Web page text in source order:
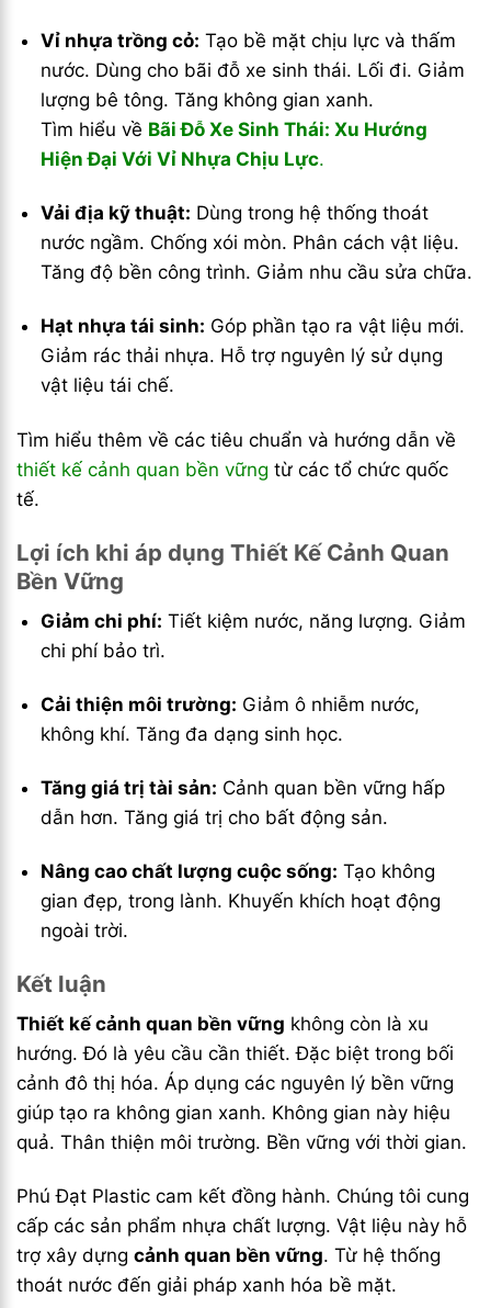
Vỉ nhựa trồng cỏ: Tạo bề mặt chịu lực và thấm
nước. Dùng cho bãi đỗ xe sinh thái. Lối đi. Giảm
lượng bê tông. Tăng không gian xanh.
Tìm hiểu về Bãi Đỗ Xe Sinh Thái: Xu Hướng
Hiện Đại Với Vỉ Nhựa Chịu Lực.
Vải địa kỹ thuật: Dùng trong hệ thống thoát
nước ngầm. Chống xói mòn. Phân cách vật liệu.
Tăng độ bền công trình. Giảm nhu cầu sửa chữa.
Hạt nhựa tái sinh: Góp phần tạo ra vật liệu mới.
Giảm rác thải nhựa. Hỗ trợ nguyên lý sử dụng
vật liệu tái chế.
Tìm hiểu thêm về các tiêu chuẩn và hướng dẫn về
thiết kế cảnh quan bền vững từ các tổ chức quốc
tế.
Lợi ích khi áp dụng Thiết Kế Cảnh Quan
Bền Vững
Giảm chi phí: Tiết kiệm nước, năng lượng. Giảm
chi phí bảo trì.
Cải thiện môi trường: Giảm ô nhiễm nước,
không khí. Tăng đa dạng sinh học.
Tăng giá trị tài sản: Cảnh quan bền vững hấp
dẫn hơn. Tăng giá trị cho bất động sản.
Nâng cao chất lượng cuộc sống: Tạo không
gian đẹp, trong lành. Khuyến khích hoạt động
ngoài trời.
Kết luận
Thiết kế cảnh quan bền vững không còn là xu
hướng. Đó là yêu cầu cần thiết. Đặc biệt trong bối
cảnh đô thị hóa. Áp dụng các nguyên lý bền vững
giúp tạo ra không gian xanh. Không gian này hiệu
quả. Thân thiện môi trường. Bền vững với thời gian.
Phú Đạt Plastic cam kết đồng hành. Chúng tôi cung
cấp các sản phẩm nhựa chất lượng. Vật liệu này hỗ
trợ xây dựng cảnh quan bền vững. Từ hệ thống
thoát nước đến giải pháp xanh hóa bề mặt.